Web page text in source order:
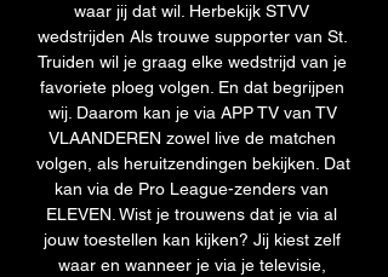
waar jij dat wil. Herbekijk STVV
wedstrijden Als trouwe supporter van St.
Truiden wil je graag elke wedstrijd van je
favoriete ploeg volgen. En dat begrijpen
wij. Daarom kan je via APP TV van TV
VLAANDEREN zowel live de matchen
volgen, als heruitzendingen bekijken. Dat
kan via de Pro League-zenders van
ELEVEN. Wist je trouwens dat je via al
jouw toestellen kan kijken? Jij kiest zelf
waar en wanneer je via je televisie,